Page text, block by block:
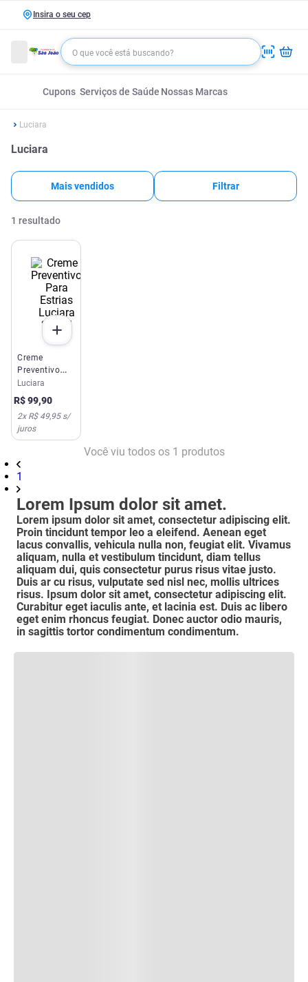
Insira o seu cep
Cupons Serviços de Saúde Nossas Marcas
Luciara
Luciara
Mais vendidos Filtrar
1 resultado
Creme
Preventivo
Para Estrias
Luciara
200ml
Luciara
R$99,90
2x R$ 49,95s/
juros
Você viu todos os 1 produtos
1
Lorem Ipsum dolor sit amet.
Lorem ipsum dolor sit amet, consectetur adipiscing elit.
Proin tincidunt tempor leo a eleifend. Aenean eget
lacus convallis, vehicula nulla non, feugiat elit. Vivamus
aliquam, nulla et vestibulum tincidunt, diam tellus
aliquam dui, quis consectetur purus risus vitae justo.
Duis ar cu risus, vulputate sed nisl nec, mollis ultrices
risus. Ipsum dolor sit amet, consectetur adipiscing elit.
Curabitur eget iaculis ante, et lacinia est. Duis ac libero
eget enim rhoncus feugiat. Donec auctor odio mauris,
in sagittis tortor condimentum condimentum.